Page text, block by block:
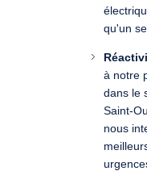
qu'un
à notre
dans le
Saint-
nous